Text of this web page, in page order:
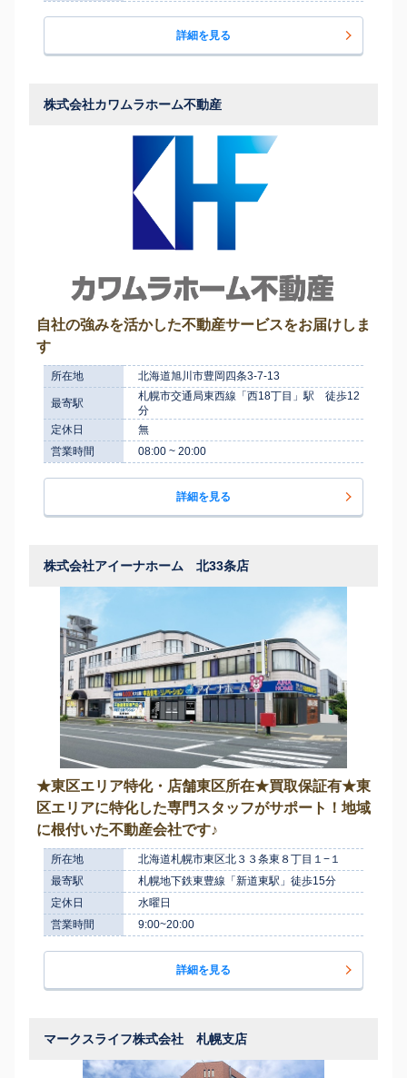
詳細を見る
株式会社カワムラホーム不動産
自社の強みを活かした不動産サービスをお届けしま
す
所在地 北海道旭川市豊岡四条3-7-13
最寄駅
札幌市交通局東西線「西18丁目」駅 徒歩12
分
定休日
無
営業時間
08:00 ~ 20:00
詳細を見る
株式会社アイーナホーム 北33条店
★東区エリア特化・店舗東区所在★買取保証有★東
区エリアに特化した専門スタッフがサポート！地域
に根付いた不動産会社です♪
所在地
北海道札幌市東区北３３条東８丁目１−１
最寄駅
札幌地下鉄東豊線「新道東駅」徒歩15分
定休日
水曜日
営業時間
9:00~20:00
詳細を見る
マークスライフ株式会社 札幌支店